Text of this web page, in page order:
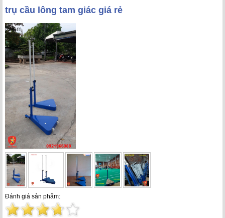
trụ cầu lông tam giác giá rẻ
Zoom
Đánh giá sản phẩm: